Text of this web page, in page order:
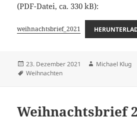
(PDF-Datei, ca. 330 kB):
weihnachtsbrief_2021
Veröffentlicht
am
23. Dezember 2021 Autor
Michael Klug
Schlagwörter
Weihnachten
Weihnachtsbrief